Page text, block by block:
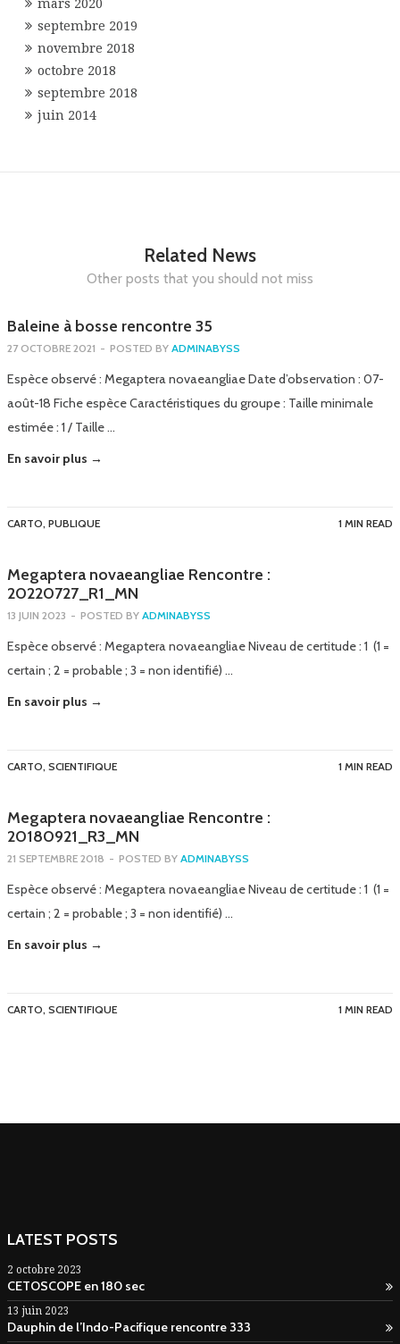
mars 2020
septembre 2019
novembre 2018
octobre 2018
septembre 2018
juin 2014
Related News
Other posts that you should not miss
Baleine à bosse rencontre 35
27 OCTOBRE 2021 - POSTED BY ADMINABYSS
Espèce observé : Megaptera novaeangliae Date d’observation : 07-
août-18 Fiche espèce Caractéristiques du groupe : Taille minimale
estimée : 1 / Taille …
En savoir plus →
CARTO, PUBLIQUE 1 MIN READ
Megaptera novaeangliae Rencontre :
20220727_R1_MN
13 JUIN 2023 - POSTED BY ADMINABYSS
Espèce observé : Megaptera novaeangliae Niveau de certitude : 1 (1 =
certain ; 2 = probable ; 3 = non identifié) …
En savoir plus →
CARTO, SCIENTIFIQUE 1 MIN READ
Megaptera novaeangliae Rencontre :
20180921_R3_MN
21 SEPTEMBRE 2018 - POSTED BY ADMINABYSS
Espèce observé : Megaptera novaeangliae Niveau de certitude : 1 (1 =
certain ; 2 = probable ; 3 = non identifié) …
En savoir plus →
CARTO, SCIENTIFIQUE 1 MIN READ
LATEST POSTS
2 octobre 2023
CETOSCOPE en 180 sec
13 juin 2023
Dauphin de l’Indo-Pacifique rencontre 333